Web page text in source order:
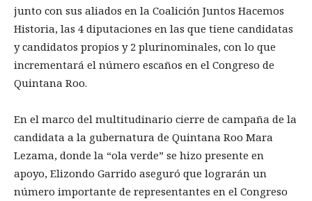
junto con sus aliados en la Coalición Juntos Hacemos
Historia, las 4 diputaciones en las que tiene candidatas
y candidatos propios y 2 plurinominales, con lo que
incrementará el número escaños en el Congreso de
Quintana Roo.
En el marco del multitudinario cierre de campaña de la
candidata a la gubernatura de Quintana Roo Mara
Lezama, donde la “ola verde” se hizo presente en
apoyo, Elizondo Garrido aseguró que lograrán un
número importante de representantes en el Congreso